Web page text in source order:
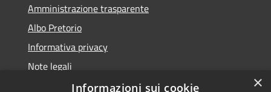
Amministrazione trasparente
Albo Pretorio
Informativa privacy
Note legali
Dichiarazione di accessibilità
×
Informazioni sui cookie